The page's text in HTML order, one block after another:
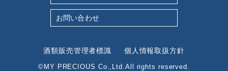
お問い合わせ
酒類販売管理者標識 個人情報取扱方針
©MY PRECIOUS Co.,Ltd.All rights reserved.